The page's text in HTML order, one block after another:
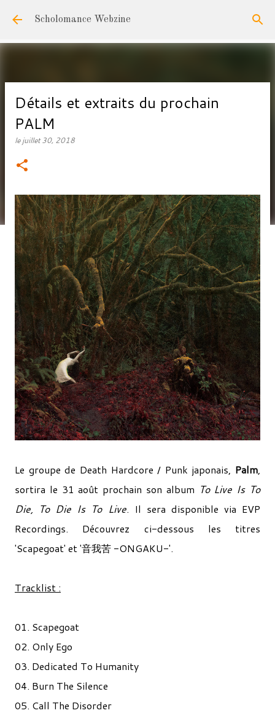
Accéder au contenu principal
Scholomance Webzine
Détails et extraits du prochain
PALM
lejuillet 30, 2018
Le groupe de Death Hardcore / Punk japonais, Palm,
sortira le 31 août prochain son album To Live Is To
Die, To Die Is To Live. Il sera disponible via EVP
Recordings. Découvrez ci-dessous les titres
'Scapegoat' et '音我苦 -ONGAKU-'.
Tracklist :
01. Scapegoat
02. Only Ego
03. Dedicated To Humanity
04. Burn The Silence
05. Call The Disorder